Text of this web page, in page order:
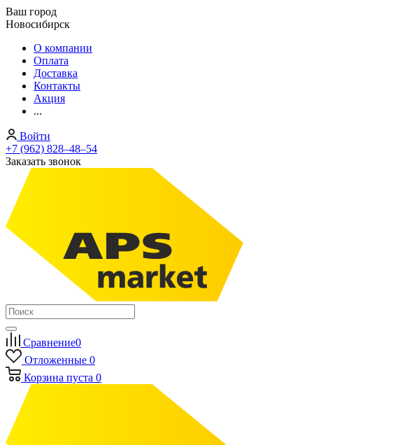
Ваш город
Новосибирск
О компании
Оплата
Доставка
Контакты
Акция
...
Войти
+7 (962) 828‒48‒54
Заказать звонок
Сравнение0
Отложенные 0
Корзина пуста 0